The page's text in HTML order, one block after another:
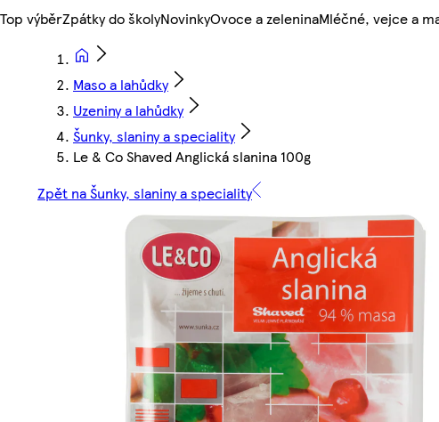
Top výběrZpátky do školyNovinkyOvoce a zeleninaMléčné, vejce a
Maso a lahůdky
Uzeniny a lahůdky
Šunky, slaniny a speciality
Le & Co Shaved Anglická slanina 100g
Zpět na Šunky, slaniny a speciality